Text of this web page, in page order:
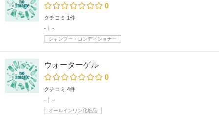
0
クチコミ 1件
-
-
シャンプー・コンディショナー
ウォーターゲル
0
クチコミ 4件
-
-
オールインワン化粧品